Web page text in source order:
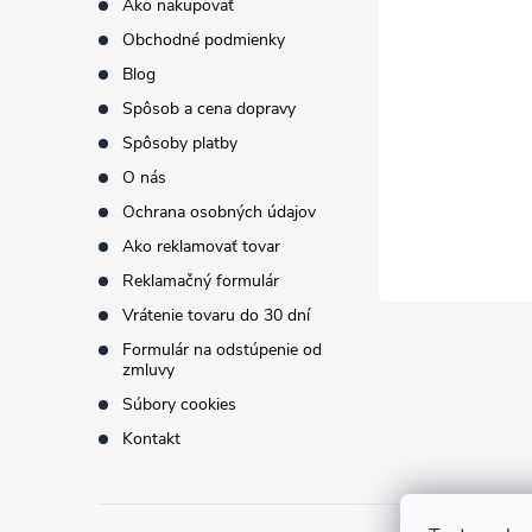
Ako nakupovať
Obchodné podmienky
Blog
Spôsob a cena dopravy
Spôsoby platby
O nás
Ochrana osobných údajov
Ako reklamovať tovar
Reklamačný formulár
Vrátenie tovaru do 30 dní
Formulár na odstúpenie od
zmluvy
Súbory cookies
Kontakt